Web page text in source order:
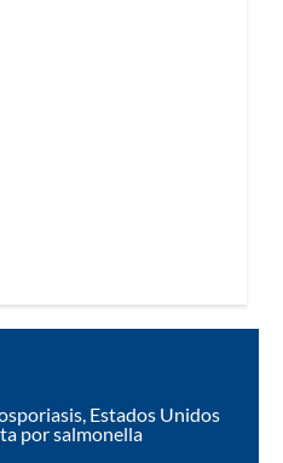
Estados Unidos
por salmonella